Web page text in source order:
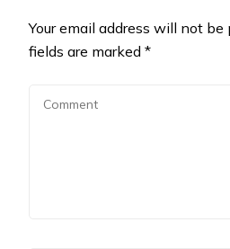
Your email address will not be
fields are marked *